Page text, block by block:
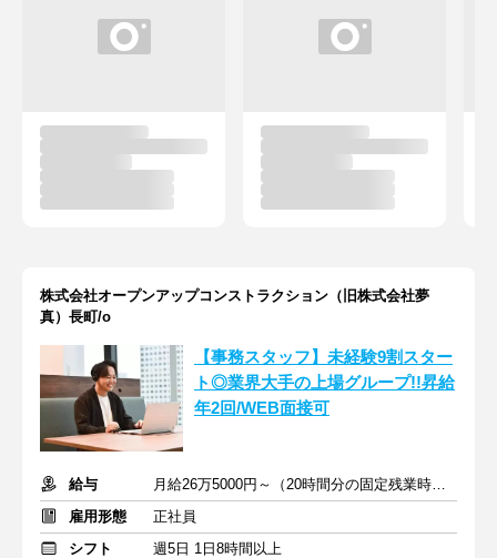
株式会社オープンアップコンストラクション（旧株式会社夢
真）長町/o
【事務スタッフ】未経験9割スター
ト◎業界大手の上場グループ!!昇給
年2回/WEB面接可
給与
月給26万5000円～（20時間分の固定残業時間代を含む）
雇用形態
正社員
シフト
週5日 1日8時間以上